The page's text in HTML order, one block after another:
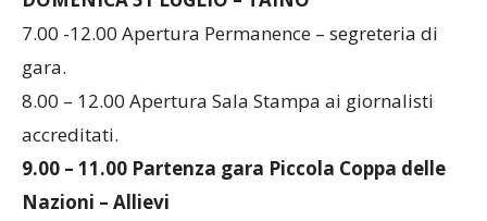
DOMENICA 31 LUGLIO – TAINO
7.00 -12.00 Apertura Permanence – segreteria di
gara.
8.00 – 12.00 Apertura Sala Stampa ai giornalisti
accreditati.
9.00 – 11.00 Partenza gara Piccola Coppa delle